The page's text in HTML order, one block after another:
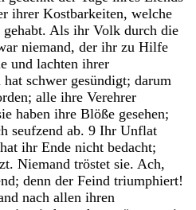
ihrer Kostbarkeiten, welche
gehabt. Als ihr Volk durch die
niemand, der ihr zu Hilfe
und lachten ihrer
hat schwer gesündigt; darum
; alle ihre Verehrer
haben ihre Blöße gesehen;
seufzend ab. 9 Ihr Unflat
hat ihr Ende nicht bedacht;
. Niemand tröstet sie. Ach,
; denn der Feind triumphiert!
nach allen ihren